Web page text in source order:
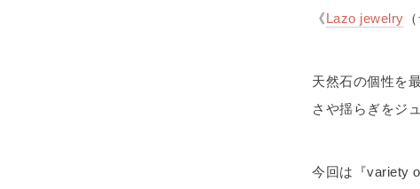
《 Lazo jewelry
天然石の個性を
さや揺らぎをジ
今回は『variety